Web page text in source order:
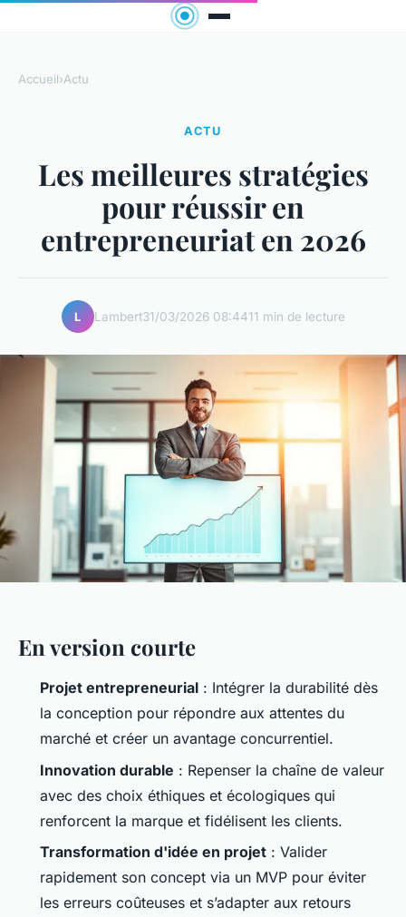
Accueil›Actu
ACTU
Les meilleures stratégies
pour réussir en
entrepreneuriat en 2026
L Lambert31/03/2026 08:4411 min de lecture
En version courte
Projet entrepreneurial : Intégrer la durabilité dès
la conception pour répondre aux attentes du
marché et créer un avantage concurrentiel.
Innovation durable : Repenser la chaîne de valeur
avec des choix éthiques et écologiques qui
renforcent la marque et fidélisent les clients.
Transformation d'idée en projet : Valider
rapidement son concept via un MVP pour éviter
les erreurs coûteuses et s’adapter aux retours